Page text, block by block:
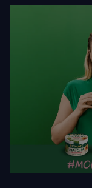
łykiem,